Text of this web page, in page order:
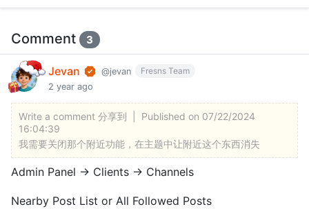
Comment 3
Jevan @jevan
Fresns Team
2 year ago
Write a comment 分享到
Published on 07/22/2024
16:04:39
我需要关闭那个附近功能，在主题中让附近这个东西消失
Admin Panel -> Clients -> Channels
Nearby Post List or All Followed Posts